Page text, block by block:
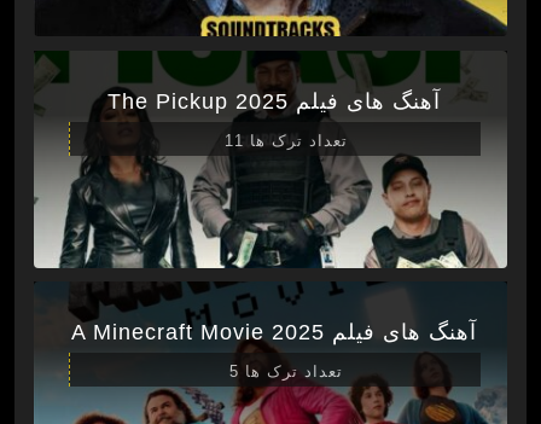
آهنگ های فیلم The Pickup 2025
تعداد ترک ها 11
آهنگ های فیلم A Minecraft Movie 2025
تعداد ترک ها 5